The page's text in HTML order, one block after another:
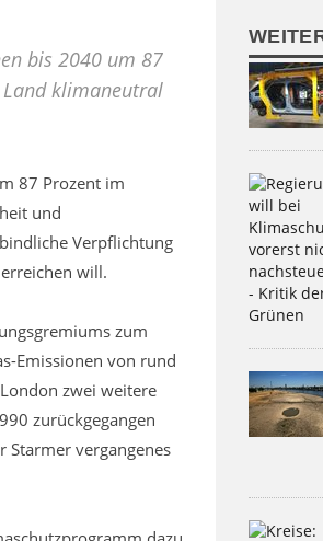
bis 2040 um 87
Land klimaneutral
87 Prozent im
und
Verpflichtung
will.
zum
Emissionen von rund
zwei weitere
zurückgegangen
Starmer vergangenes